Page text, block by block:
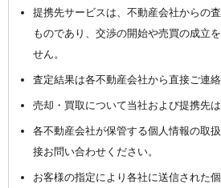
提携先サービスは、不動産会社からの
ものであり、交渉の開始や売買の成立
せん。
査定結果は各不動産会社から直接ご連絡
売却・買取について当社および提携先は
各不動産会社が保管する個人情報の取
接お問い合わせください。
お客様の指定により各社に送信された